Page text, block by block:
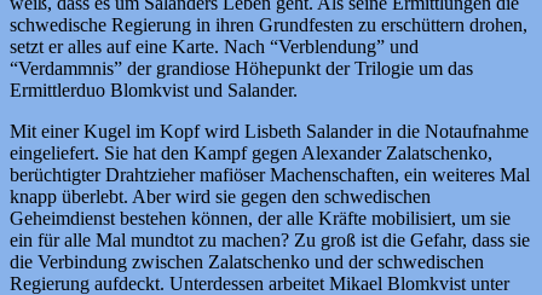
schwedische Regierung in ihren Grundfesten zu erschüttern drohen,
setzt er alles auf eine Karte. Nach “Verblendung” und
“Verdammnis” der grandiose Höhepunkt der Trilogie um das
Ermittlerduo Blomkvist und Salander.
Mit einer Kugel im Kopf wird Lisbeth Salander in die Notaufnahme
eingeliefert. Sie hat den Kampf gegen Alexander Zalatschenko,
berüchtigter Drahtzieher mafiöser Machenschaften, ein weiteres Mal
knapp überlebt. Aber wird sie gegen den schwedischen
Geheimdienst bestehen können, der alle Kräfte mobilisiert, um sie
ein für alle Mal mundtot zu machen? Zu groß ist die Gefahr, dass sie
die Verbindung zwischen Zalatschenko und der schwedischen
Regierung aufdeckt. Unterdessen arbeitet Mikael Blomkvist unter